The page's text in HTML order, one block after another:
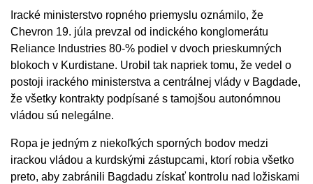
Iracké ministerstvo ropného priemyslu oznámilo, že
Chevron 19. júla prevzal od indického konglomerátu
Reliance Industries 80-% podiel v dvoch prieskumných
blokoch v Kurdistane. Urobil tak napriek tomu, že vedel o
postoji irackého ministerstva a centrálnej vlády v Bagdade,
že všetky kontrakty podpísané s tamojšou autonómnou
vládou sú nelegálne.
Ropa je jedným z niekoľkých sporných bodov medzi
irackou vládou a kurdskými zástupcami, ktorí robia všetko
preto, aby zabránili Bagdadu získať kontrolu nad ložiskami